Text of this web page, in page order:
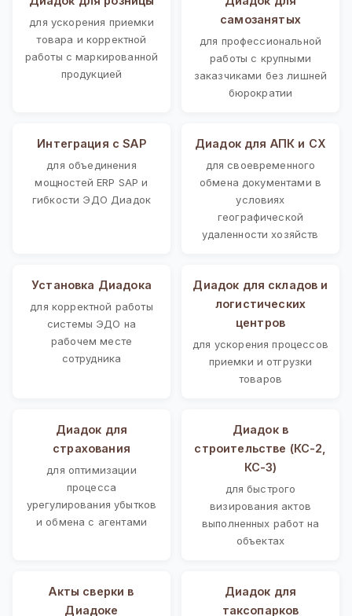
для ускорения приемки
товара и корректной
работы с маркированной
продукцией
самозанятых
для профессиональной
работы с крупными
заказчиками без лишней
бюрократии
Интеграция с SAP
для объединения
мощностей ERP SAP и
гибкости ЭДО Диадок
Диадок для АПК и СХ
для своевременного
обмена документами в
условиях
географической
удаленности хозяйств
Установка Диадока
для корректной работы
системы ЭДО на
рабочем месте
сотрудника
Диадок для складов и
логистических
центров
для ускорения процессов
приемки и отгрузки
товаров
Диадок для
страхования
для оптимизации
процесса
урегулирования убытков
и обмена с агентами
Диадок в
строительстве (КС-2,
КС-3)
для быстрого
визирования актов
выполненных работ на
объектах
Акты сверки в
Диадоке
Диадок для
таксопарков